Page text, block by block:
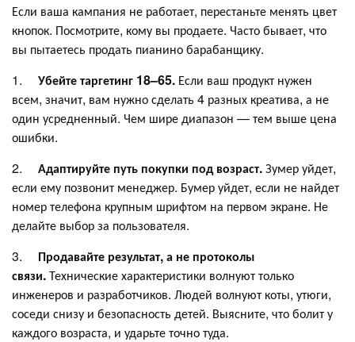
Если ваша кампания не работает, перестаньте менять цвет
кнопок. Посмотрите, кому вы продаете. Часто бывает, что
вы пытаетесь продать пианино барабанщику.
1. Убейте таргетинг 18–65. Если ваш продукт нужен
всем, значит, вам нужно сделать 4 разных креатива, а не
один усредненный. Чем шире диапазон — тем выше цена
ошибки.
2. Адаптируйте путь покупки под возраст.Зумер уйдет,
если ему позвонит менеджер. Бумер уйдет, если не найдет
номер телефона крупным шрифтом на первом экране. Не
делайте выбор за пользователя.
3. Продавайте результат, а не протоколы
связи.Технические характеристики волнуют только
инженеров и разработчиков. Людей волнуют коты, утюги,
соседи снизу и безопасность детей. Выясните, что болит у
каждого возраста, и ударьте точно туда.